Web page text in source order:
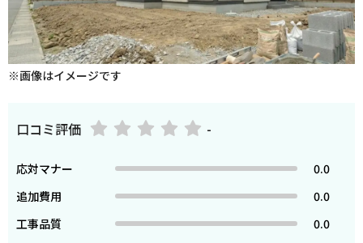
※画像はイメージです
口コミ評価 -
応対マナー
0.0
追加費用
0.0
工事品質
0.0